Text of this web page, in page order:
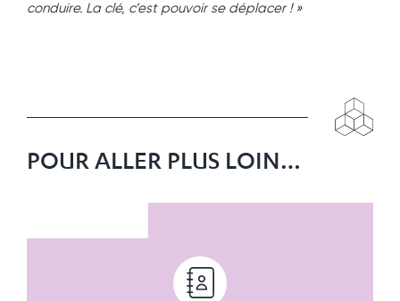
conduire. La clé, c’est pouvoir se déplacer ! »
POUR ALLER PLUS LOIN…